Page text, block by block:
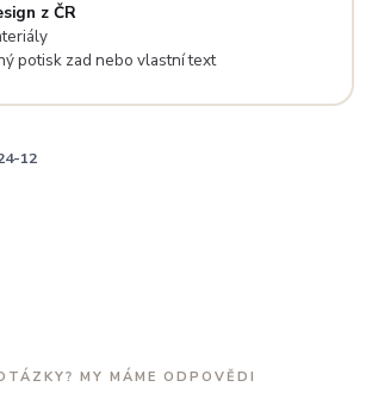
z ČR
potisk zad nebo vlastní text
12
MY MÁME ODPOVĚDI